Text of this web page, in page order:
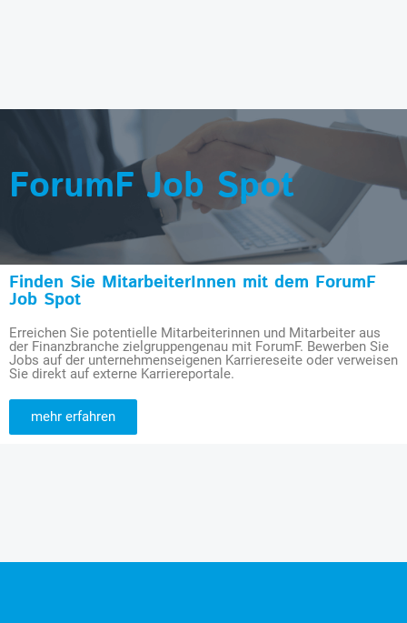
ForumF Job Spot
Finden Sie MitarbeiterInnen mit dem ForumF
Job Spot
Erreichen Sie potentielle Mitarbeiterinnen und Mitarbeiter aus
der Finanzbranche zielgruppengenau mit ForumF. Bewerben Sie
Jobs auf der unternehmenseigenen Karriereseite oder verweisen
Sie direkt auf externe Karriereportale.
mehr erfahren